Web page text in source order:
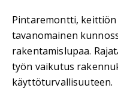
Pintaremontti,
tavanomainen
rakentamislupaa.
työn vaikutus
käyttöturvallisuuteen.